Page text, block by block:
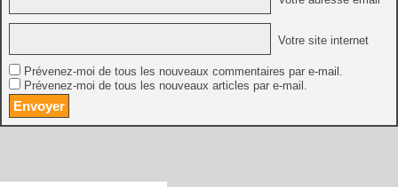
Votre site internet
Prévenez-moi de tous les nouveaux commentaires par e-mail.
Prévenez-moi de tous les nouveaux articles par e-mail.